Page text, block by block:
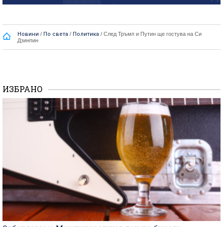
Новини / По света / Политика / След Тръмп и Путин ще гостува на Си
Дзинпин
ИЗБРАНО